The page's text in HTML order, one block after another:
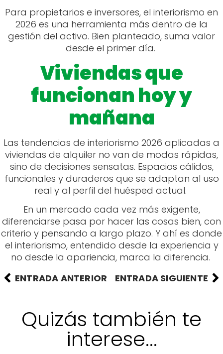
Para propietarios e inversores, el interiorismo en
2026 es una herramienta más dentro de la
gestión del activo. Bien planteado, suma valor
desde el primer día.
Viviendas que
funcionan hoy y
mañana
Las tendencias de interiorismo 2026 aplicadas a
viviendas de alquiler no van de modas rápidas,
sino de decisiones sensatas. Espacios cálidos,
funcionales y duraderos que se adaptan al uso
real y al perfil del huésped actual.
En un mercado cada vez más exigente,
diferenciarse pasa por hacer las cosas bien, con
criterio y pensando a largo plazo. Y ahí es donde
el interiorismo, entendido desde la experiencia y
no desde la apariencia, marca la diferencia.
ENTRADA ANTERIOR
ENTRADA SIGUIENTE
Quizás también te
interese...